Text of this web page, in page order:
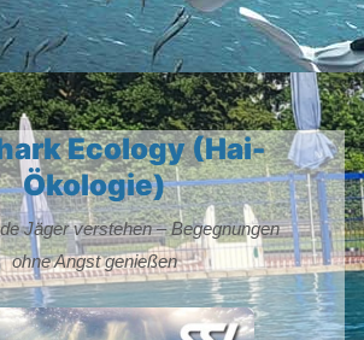
Ecology (Hai-
Ökologie)
Jäger verstehen – Begegnungen
ohne Angst genießen